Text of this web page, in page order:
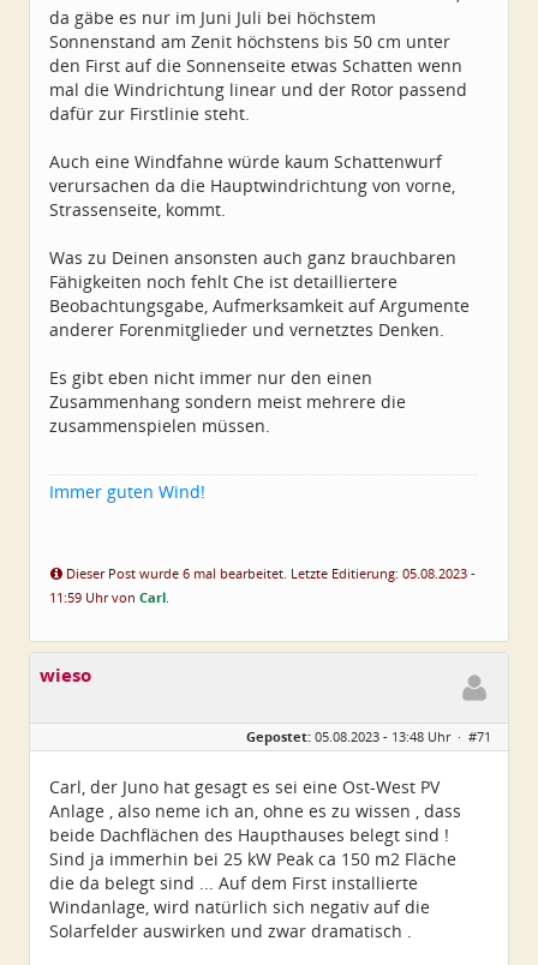
da gäbe es nur im Juni Juli bei höchstem
Sonnenstand am Zenit höchstens bis 50 cm unter
den First auf die Sonnenseite etwas Schatten wenn
mal die Windrichtung linear und der Rotor passend
dafür zur Firstlinie steht.
Auch eine Windfahne würde kaum Schattenwurf
verursachen da die Hauptwindrichtung von vorne,
Strassenseite, kommt.
Was zu Deinen ansonsten auch ganz brauchbaren
Fähigkeiten noch fehlt Che ist detailliertere
Beobachtungsgabe, Aufmerksamkeit auf Argumente
anderer Forenmitglieder und vernetztes Denken.
Es gibt eben nicht immer nur den einen
Zusammenhang sondern meist mehrere die
zusammenspielen müssen.
Immer guten Wind!
Dieser Post wurde 6 mal bearbeitet. Letzte Editierung: 05.08.2023 -
11:59 Uhr von Carl
wieso
Gepostet: 05.08.2023 - 13:48 Uhr · #71
Carl, der Juno hat gesagt es sei eine Ost-West PV
Anlage , also neme ich an, ohne es zu wissen , dass
beide Dachflächen des Haupthauses belegt sind !
Sind ja immerhin bei 25 kW Peak ca 150 m2 Fläche
die da belegt sind ... Auf dem First installierte
Windanlage, wird natürlich sich negativ auf die
Solarfelder auswirken und zwar dramatisch .